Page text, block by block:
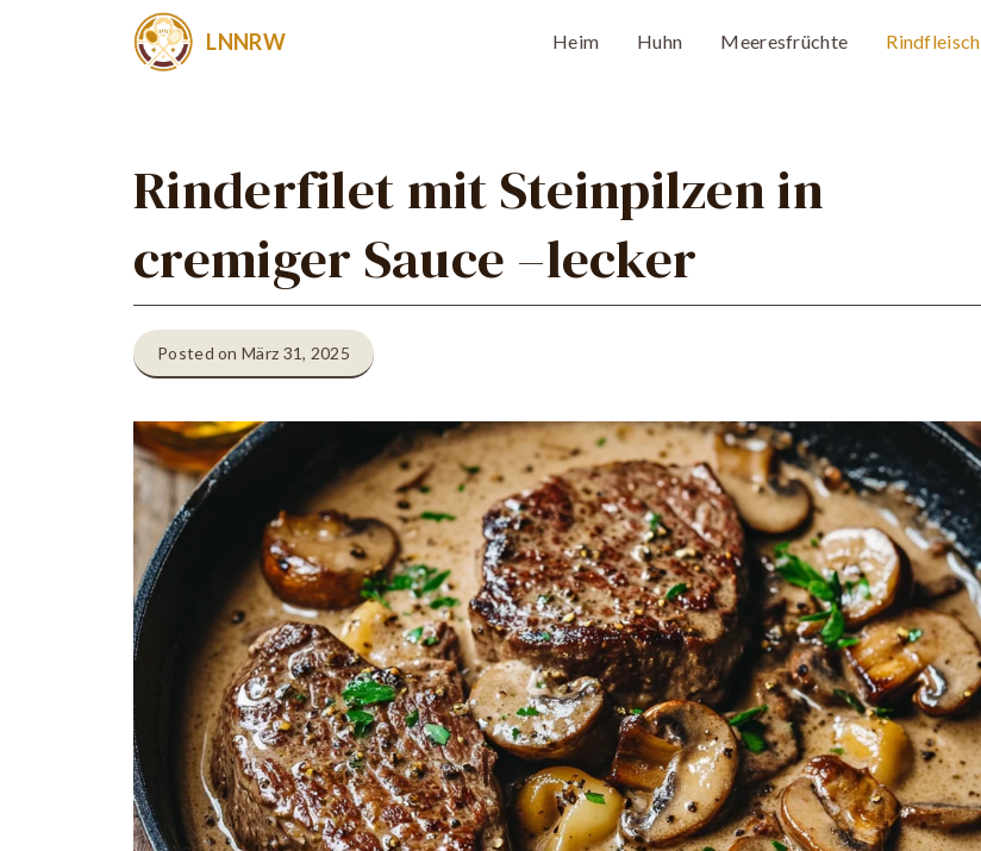
LNNRW Heim Huhn Meeresfrüchte Rindfleisch
Rinderfilet mit Steinpilzen in
cremiger Sauce –lecker
Posted on März 31, 2025